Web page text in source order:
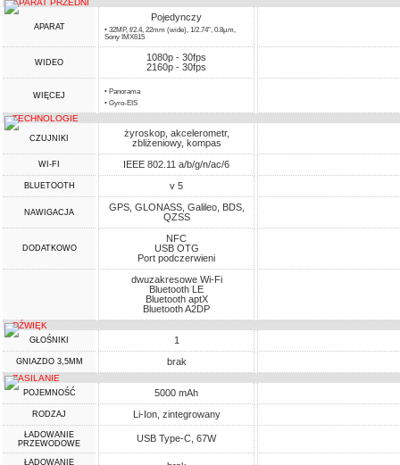
APARAT PRZEDNI
APARAT
Pojedynczy
• 32MP, f/2.4, 22mm (wide), 1/2.74", 0.8µm,
Sony IMX615
WIDEO
1080p - 30fps
2160p - 30fps
WIĘCEJ
• Panorama
• Gyro-EIS
TECHNOLOGIE
CZUJNIKI
żyroskop, akcelerometr,
zbliżeniowy, kompas
WI-FI IEEE 802.11 a/b/g/n/ac/6
BLUETOOTH v 5
NAWIGACJA
GPS, GLONASS, Galileo, BDS,
QZSS
DODATKOWO
NFC
USB OTG
Port podczerwieni
dwuzakresowe Wi-Fi
Bluetooth LE
Bluetooth aptX
Bluetooth A2DP
DŹWIĘK
GŁOŚNIKI 1
GNIAZDO 3,5MM brak
ZASILANIE
POJEMNOŚĆ 5000 mAh
RODZAJ Li-Ion, zintegrowany
ŁADOWANIE
PRZEWODOWE
USB Type-C, 67W
ŁADOWANIE